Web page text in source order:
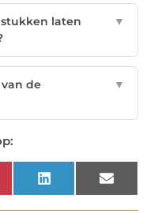
laten
▼
de
▼
LinkedIn Email